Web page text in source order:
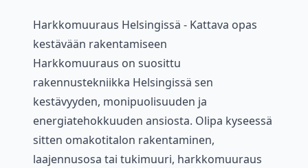
Harkkomuuraus Helsingissä - Kattava opas
kestävään rakentamiseen
Harkkomuuraus on suosittu
rakennustekniikka Helsingissä sen
kestävyyden, monipuolisuuden ja
energiatehokkuuden ansiosta. Olipa kyseessä
sitten omakotitalon rakentaminen,
laajennusosa tai tukimuuri, harkkomuuraus